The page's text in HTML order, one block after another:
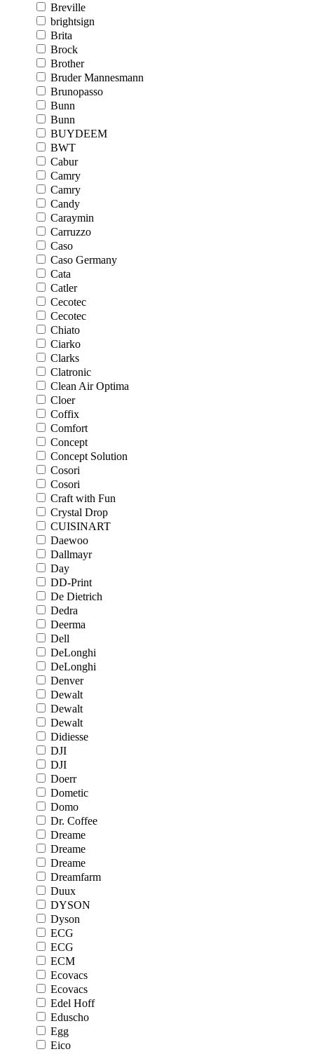
Breville
brightsign
Brita
Brock
Brother
Bruder Mannesmann
Brunopasso
Bunn
Bunn
BUYDEEM
BWT
Cabur
Camry
Camry
Candy
Caraymin
Carruzzo
Caso
Caso Germany
Cata
Catler
Cecotec
Cecotec
Chiato
Ciarko
Clarks
Clatronic
Clean Air Optima
Cloer
Coffix
Comfort
Concept
Concept Solution
Cosori
Cosori
Craft with Fun
Crystal Drop
CUISINART
Daewoo
Dallmayr
Day
DD-Print
De Dietrich
Dedra
Deerma
Dell
DeLonghi
DeLonghi
Denver
Dewalt
Dewalt
Dewalt
Didiesse
DJI
DJI
Doerr
Dometic
Domo
Dr. Coffee
Dreame
Dreame
Dreame
Dreamfarm
Duux
DYSON
Dyson
ECG
ECG
ECM
Ecovacs
Ecovacs
Edel Hoff
Eduscho
Egg
Eico